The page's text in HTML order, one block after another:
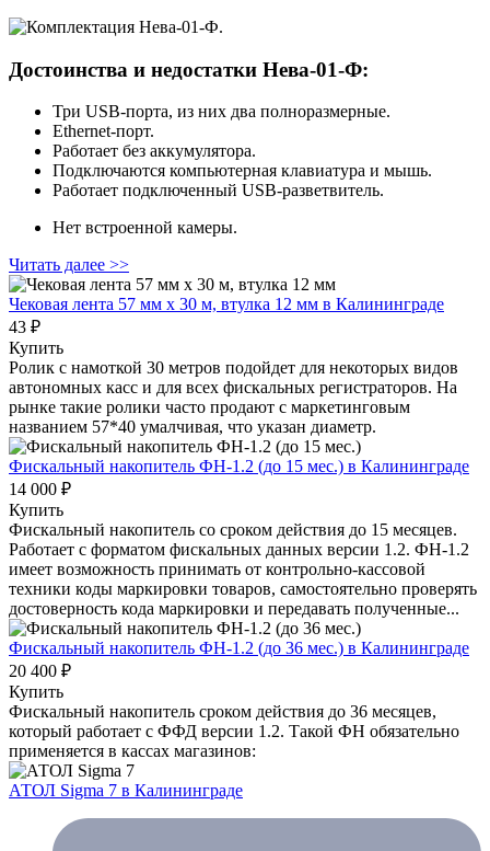
Достоинства и недостатки Нева‑01‑Ф:
Три USB‑порта, из них два полноразмерные.
Ethernet-порт.
Работает без аккумулятора.
Подключаются компьютерная клавиатура и мышь.
Работает подключенный USB‑разветвитель.
Нет встроенной камеры.
Читать далее >>
Чековая лента 57 мм x 30 м, втулка 12 мм в Калининграде
43 ₽
Купить
Ролик с намоткой 30 метров подойдет для некоторых видов
автономных касс и для всех фискальных регистраторов. На
рынке такие ролики часто продают с маркетинговым
названием 57*40 умалчивая, что указан диаметр.
Фискальный накопитель ФН-1.2 (до 15 мес.) в Калининграде
14 000 ₽
Купить
Фискальный накопитель cо сроком действия до 15 месяцев.
Работает с форматом фискальных данных версии 1.2. ФН-1.2
имеет возможность принимать от контрольно-кассовой
техники коды маркировки товаров, самостоятельно проверять
достоверность кода маркировки и передавать полученные...
Фискальный накопитель ФН-1.2 (до 36 мес.) в Калининграде
20 400 ₽
Купить
Фискальный накопитель сроком действия до 36 месяцев,
который работает с ФФД версии 1.2. Такой ФН обязательно
применяется в кассах магазинов:
АТОЛ Sigma 7 в Калининграде